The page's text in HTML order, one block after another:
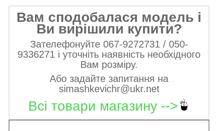
Вам сподобалася модель і
Ви вирішили купити?
Зателефонуйте 067-9272731 / 050-
9336271 і уточніть наявність необхідного
Вам розміру.
Або задайте запитання на
simashkevichr@ukr.net
Всі товари магазину -->